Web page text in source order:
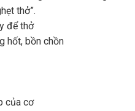
thở”.
để thở
hốt, bồn chồn
của cơ